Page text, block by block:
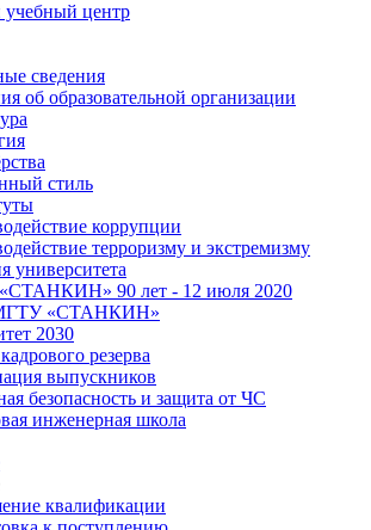
центр
сведения
об образовательной организации
стиль
коррупции
терроризму и экстремизму
университета
90 лет - 12 июля 2020
«СТАНКИН»
2030
резерва
выпускников
безопасность и защита от ЧС
инженерная школа
квалификации